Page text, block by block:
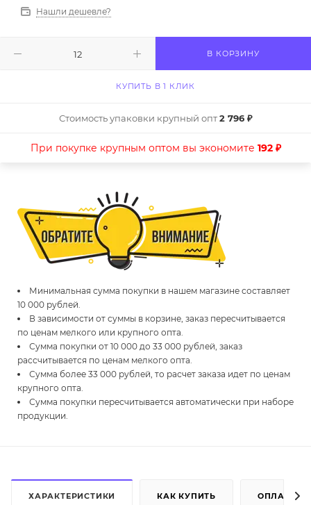
Нашли дешевле?
В КОРЗИНУ
КУПИТЬ В 1 КЛИК
Стоимость упаковки крупный опт2 796 ₽
При покупке крупным оптом вы экономите 192 ₽
Минимальная сумма покупки в нашем магазине составляет
10 000 рублей.
В зависимости от суммы в корзине, заказ пересчитывается
по ценам мелкого или крупного опта.
Сумма покупки от 10 000 до 33 000 рублей, заказ
рассчитывается по ценам мелкого опта.
Сумма более 33 000 рублей, то расчет заказа идет по ценам
крупного опта.
Сумма покупки пересчитывается автоматически при наборе
продукции.
ХАРАКТЕРИСТИКИ КАК КУПИТЬ ОПЛАТА